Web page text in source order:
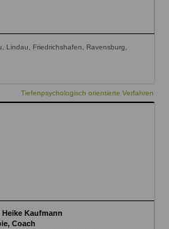
Lindau, Friedrichshafen, Ravensburg,
Tiefenpsychologisch orientierte Verfahren
Kaufmann
Coach